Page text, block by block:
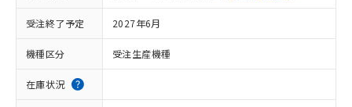
受注終了予定 2027年6月
機種区分 受注生産機種
在庫状況